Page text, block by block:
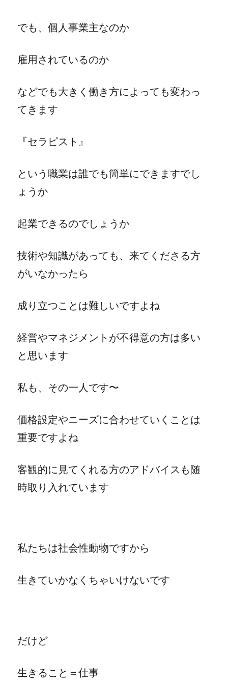
でも、個人事業主なのか
雇用されているのか
などでも大きく働き方によっても変わっ
てきます
『セラピスト』
という職業は誰でも簡単にできますでし
ょうか
起業できるのでしょうか
技術や知識があっても、来てくださる方
がいなかったら
成り立つことは難しいですよね
経営やマネジメントが不得意の方は多い
と思います
私も、その一人です〜
価格設定やニーズに合わせていくことは
重要ですよね
客観的に見てくれる方のアドバイスも随
時取り入れています
私たちは社会性動物ですから
生きていかなくちゃいけないです
だけど
生きること＝仕事